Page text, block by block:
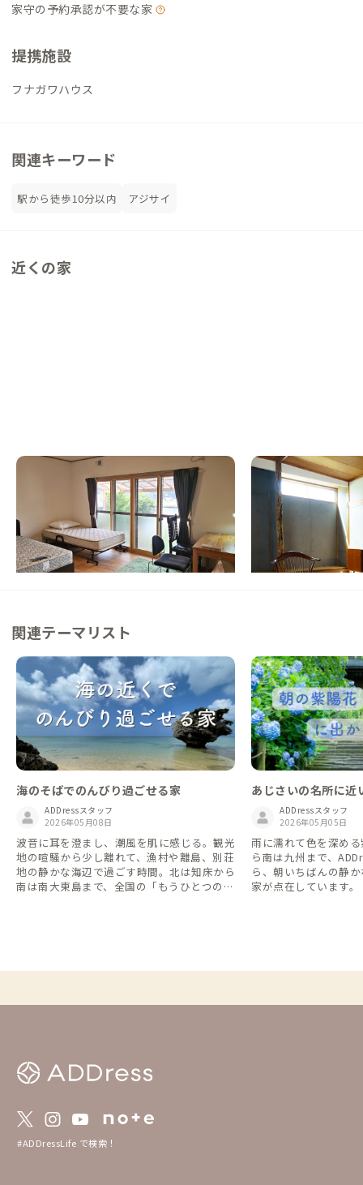
家守の予約承認が不要な家
提携施設
フナガワハウス
関連キーワード
駅から徒歩10分以内 アジサイ
近くの家
シェアハウス
【秋田空港から40分】旅人と暮らす人が交
わるシェアハウス
この家からの距離 18km
五城目A邸
秋田県 シェアハウス
【500年続く朝市の
具も利用できる家
この家からの距離 24km
関連テーマリスト
海のそばでのんびり過ごせる家
ADDressスタッフ
2026年05月08日
波音に耳を澄まし、潮風を肌に感じる。観光
地の喧騒から少し離れて、漁村や離島、別荘
地の静かな海辺で過ごす時間。北は知床から
南は南大東島まで、全国の「もうひとつの海
あじさいの名所に近
ADDressスタッフ
2026年05月05日
雨に濡れて色を深め
ら南は九州まで、
ら、朝いちばんの静
家が点在しています。
#ADDressLife で検索！